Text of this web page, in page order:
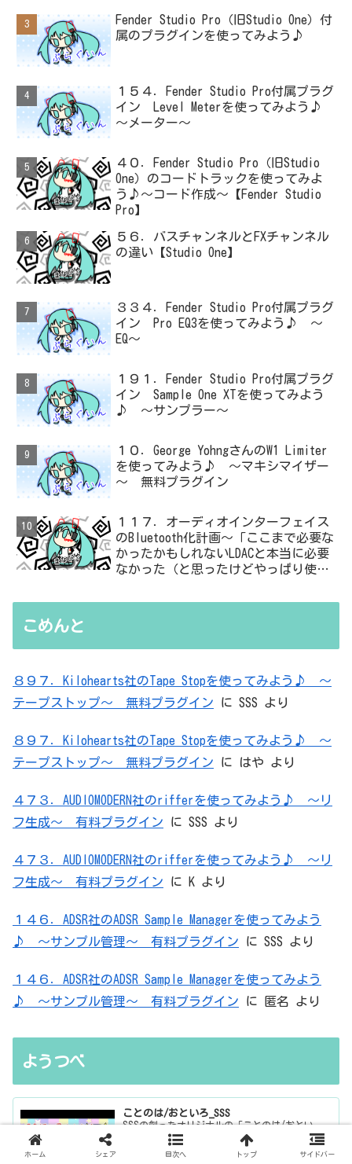
Fender Studio Pro（旧Studio One）付
属のプラグインを使ってみよう♪
１５４．Fender Studio Pro付属プラグ
イン Level Meterを使ってみよう♪
～メーター～
４０．Fender Studio Pro（旧Studio
One）のコードトラックを使ってみよ
う♪～コード作成～【Fender Studio
Pro】
５６．バスチャンネルとFXチャンネル
の違い【Studio One】
３３４．Fender Studio Pro付属プラグ
イン Pro EQ3を使ってみよう♪ ～
EQ～
１９１．Fender Studio Pro付属プラグ
イン Sample One XTを使ってみよう
♪ ～サンプラー～
１０．George YohngさんのW1 Limiter
を使ってみよう♪ ～マキシマイザー
～ 無料プラグイン
１１７．オーディオインターフェイス
のBluetooth化計画～「ここまで必要な
かったかもしれないLDACと本当に必要
なかった（と思ったけどやっぱり使っ
無駄を重ねた結論はシンプルだった
こめんと
８９７．Kilohearts社のTape Stopを使ってみよう♪ ～
テープストップ～ 無料プラグイン に SSS より
８９７．Kilohearts社のTape Stopを使ってみよう♪ ～
テープストップ～ 無料プラグイン に はや より
４７３．AUDIOMODERN社のrifferを使ってみよう♪ ～リ
フ生成～ 有料プラグイン に SSS より
４７３．AUDIOMODERN社のrifferを使ってみよう♪ ～リ
フ生成～ 有料プラグイン に K より
１４６．ADSR社のADSR Sample Managerを使ってみよう
♪ ～サンプル管理～ 有料プラグイン に SSS より
１４６．ADSR社のADSR Sample Managerを使ってみよう
♪ ～サンプル管理～ 有料プラグイン に 匿名 より
ようつべ
ことのは/おといろ_SSS
SSSの創ったオリジナルの「ことのは/おとい
ろ」たち♪初音ミクさん、可不さん、音街ウナさ
んが歌ってくれています♪
ホーム シェア 目次へ トップ サイドバー